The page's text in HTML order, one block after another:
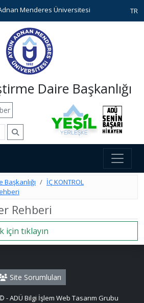
Menderes Üniversitesi TR
Daire Başkanlığı
İÇ KONTROL
Rehberi
için tıklayın
Site Sorumluları
- ADÜ Bilgi İşlem Web Tasarım Grubu